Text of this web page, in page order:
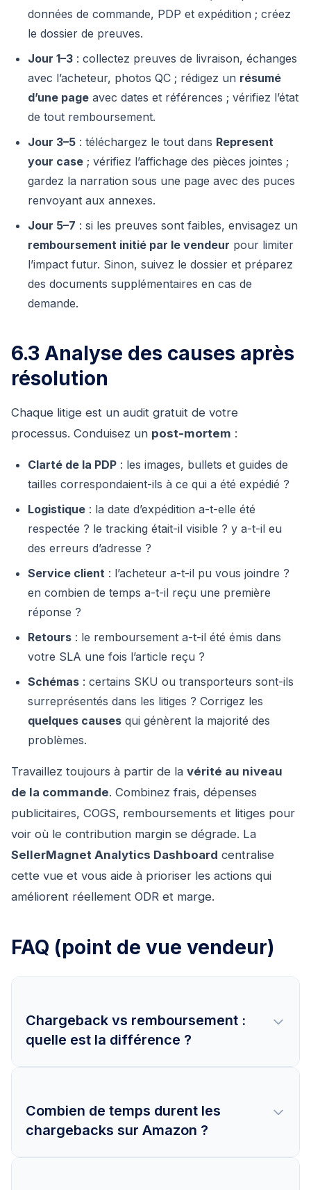
données de commande, PDP et expédition ; créez
le dossier de preuves.
Jour 1–3 : collectez preuves de livraison, échanges
avec l’acheteur, photos QC ; rédigez un résumé
d’une page avec dates et références ; vérifiez l’état
de tout remboursement.
Jour 3–5 : téléchargez le tout dans Represent
your case ; vérifiez l’affichage des pièces jointes ;
gardez la narration sous une page avec des puces
renvoyant aux annexes.
Jour 5–7 : si les preuves sont faibles, envisagez un
remboursement initié par le vendeur pour limiter
l’impact futur. Sinon, suivez le dossier et préparez
des documents supplémentaires en cas de
demande.
6.3 Analyse des causes après
résolution
Chaque litige est un audit gratuit de votre
processus. Conduisez un post-mortem :
Clarté de la PDP : les images, bullets et guides de
tailles correspondaient-ils à ce qui a été expédié ?
Logistique : la date d’expédition a-t-elle été
respectée ? le tracking était-il visible ? y a-t-il eu
des erreurs d’adresse ?
Service client : l’acheteur a-t-il pu vous joindre ?
en combien de temps a-t-il reçu une première
réponse ?
Retours : le remboursement a-t-il été émis dans
votre SLA une fois l’article reçu ?
Schémas : certains SKU ou transporteurs sont-ils
surreprésentés dans les litiges ? Corrigez les
quelques causes qui génèrent la majorité des
problèmes.
Travaillez toujours à partir de la vérité au niveau
de la commande. Combinez frais, dépenses
publicitaires, COGS, remboursements et litiges pour
voir où le contribution margin se dégrade. La
SellerMagnet Analytics Dashboard centralise
cette vue et vous aide à prioriser les actions qui
améliorent réellement ODR et marge.
FAQ (point de vue vendeur)
Chargeback vs remboursement :
quelle est la différence ?
médiée par la banque qui peut débiter votre
compte ; un remboursement est une résolution
Combien de temps durent les
chargebacks sur Amazon ?